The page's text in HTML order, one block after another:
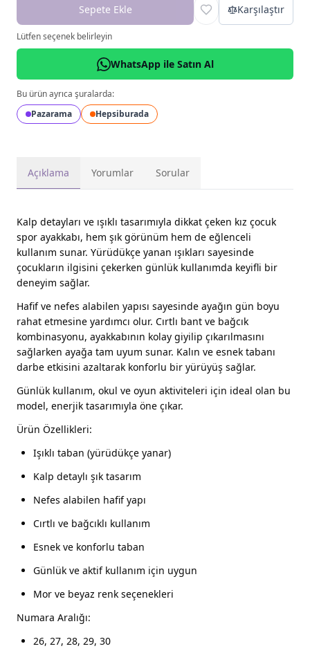
Sepete Ekle Karşılaştır
Lütfen seçenek belirleyin
WhatsApp ile Satın Al
Bu ürün ayrıca şuralarda:
Pazarama
Hepsiburada
Açıklama Yorumlar Sorular
Kalp detayları ve ışıklı tasarımıyla dikkat çeken kız çocuk
spor ayakkabı, hem şık görünüm hem de eğlenceli
kullanım sunar. Yürüdükçe yanan ışıkları sayesinde
çocukların ilgisini çekerken günlük kullanımda keyifli bir
deneyim sağlar.
Hafif ve nefes alabilen yapısı sayesinde ayağın gün boyu
rahat etmesine yardımcı olur. Cırtlı bant ve bağcık
kombinasyonu, ayakkabının kolay giyilip çıkarılmasını
sağlarken ayağa tam uyum sunar. Kalın ve esnek tabanı
darbe etkisini azaltarak konforlu bir yürüyüş sağlar.
Günlük kullanım, okul ve oyun aktiviteleri için ideal olan bu
model, enerjik tasarımıyla öne çıkar.
Ürün Özellikleri:
Işıklı taban (yürüdükçe yanar)
Kalp detaylı şık tasarım
Nefes alabilen hafif yapı
Cırtlı ve bağcıklı kullanım
Esnek ve konforlu taban
Günlük ve aktif kullanım için uygun
Mor ve beyaz renk seçenekleri
Numara Aralığı:
26, 27, 28, 29, 30